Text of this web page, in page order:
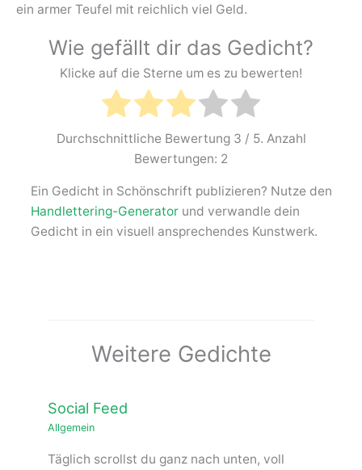
ein armer Teufel mit reichlich viel Geld.
Wie gefällt dir das Gedicht?
Klicke auf die Sterne um es zu bewerten!
Durchschnittliche Bewertung 3 / 5. Anzahl
Bewertungen: 2
Ein Gedicht in Schönschrift publizieren? Nutze den
Handlettering-Generatorund verwandle dein
Gedicht in ein visuell ansprechendes Kunstwerk.
Weitere Gedichte
Social Feed
Allgemein
Täglich scrollst du ganz nach unten, voll